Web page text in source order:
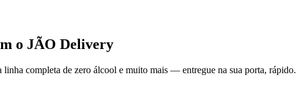
o JÃO Delivery
completa de zero álcool e muito mais — entregue na sua porta, rápido.